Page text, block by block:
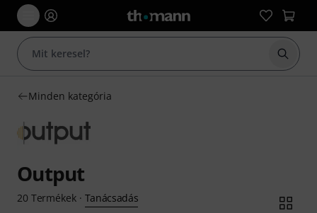
Minden kategória
Output
20 Termékek· Tanácsadás